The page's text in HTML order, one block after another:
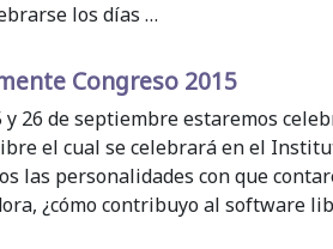
los días …
Congreso 2015
y 26 de septiembre estaremos
el cual se celebrará en el
las personalidades con que
¿cómo contribuyo al software